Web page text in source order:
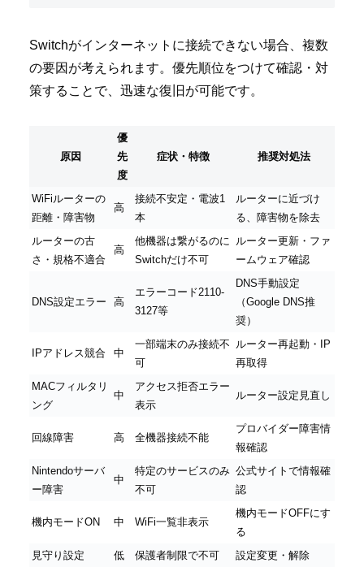
Switchがインターネットに接続できない場合、複数
の要因が考えられます。優先順位をつけて確認・対
策することで、迅速な復旧が可能です。
原因
優
先
度
症状・特徴 推奨対処法
WiFiルーターの
距離・障害物
高
接続不安定・電波1
本
ルーターに近づけ
る、障害物を除去
ルーターの古
さ・規格不適合
高
他機器は繋がるのに
Switchだけ不可
ルーター更新・ファ
ームウェア確認
DNS設定エラー 高
エラーコード2110-
3127等
DNS手動設定
（Google DNS推
奨）
IPアドレス競合 中
一部端末のみ接続不
可
ルーター再起動・IP
再取得
MACフィルタリ
ング
中
アクセス拒否エラー
表示
ルーター設定見直し
回線障害 高 全機器接続不能
プロバイダー障害情
報確認
Nintendoサーバ
ー障害
中
特定のサービスのみ
不可
公式サイトで情報確
認
機内モードON 中 WiFi一覧非表示
機内モードOFFにす
る
見守り設定
低 保護者制限で不可
設定変更・解除